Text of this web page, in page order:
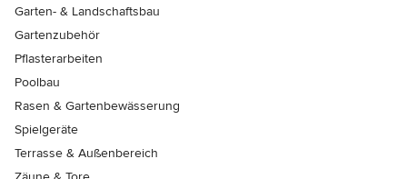
Garten- & Landschaftsbau
Gartenzubehör
Pflasterarbeiten
Poolbau
Rasen & Gartenbewässerung
Spielgeräte
Terrasse & Außenbereich